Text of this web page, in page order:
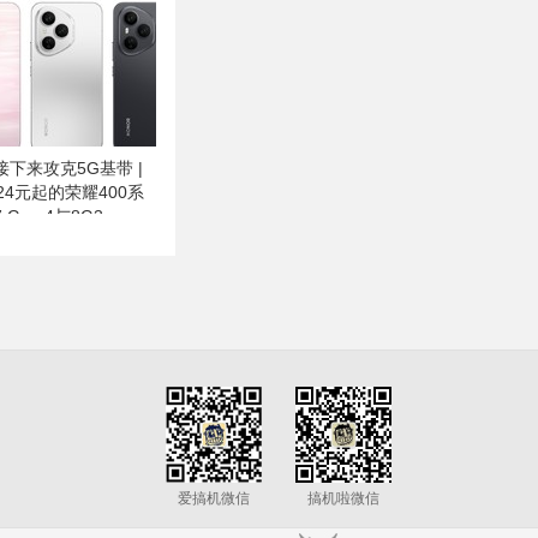
下来攻克5G基带 |
元起的荣耀400系
4与8G3、
爱搞机微信 搞机啦微信